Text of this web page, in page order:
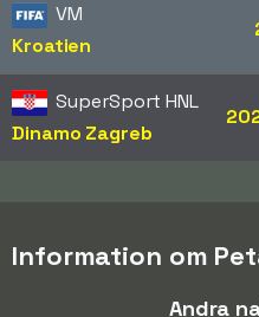
VM
Kroatien
SuperSport HNL
Dinamo Zagreb
Information om
Andra